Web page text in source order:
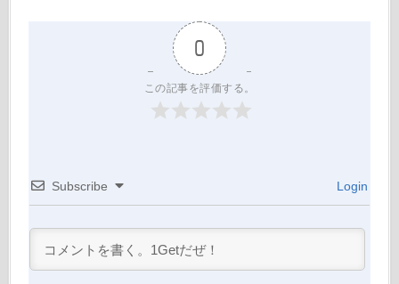
0
この記事を評価する。
Subscribe Login